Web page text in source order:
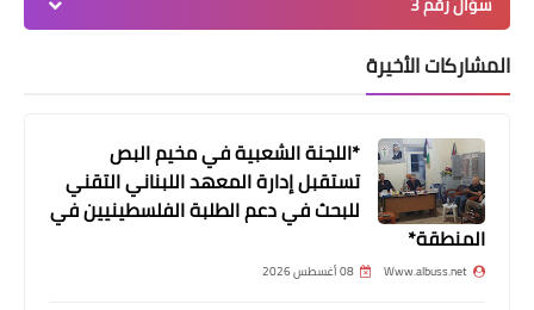
أخبار ‏البص
شرطة بلدية صور تكثّف حملات قمع
المخالفات وتحجز دراجات نارية تسير على
المشاركات الأخيرة
*اللجنة الشعبية في مخيم البص
تستقبل إدارة المعهد اللبناني التقني
للبحث في دعم الطلبة الفلسطينيين في
المنطقة*
Www.albuss.net 08 أغسطس 2026